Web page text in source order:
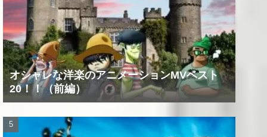
オシャレな洋楽のアニメーションMVベスト
20！！（前編）